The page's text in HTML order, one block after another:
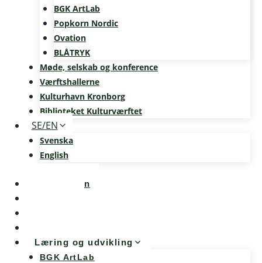
BGK ArtLab
Popkorn Nordic
Ovation
BLÅTRYK
Møde, selskab og konference
Værftshallerne
Kulturhavn Kronborg
Biblioteket Kulturværftet
SE/EN
Svenska
English
Kalenderen
Læring og udvikling
BGK ArtLab